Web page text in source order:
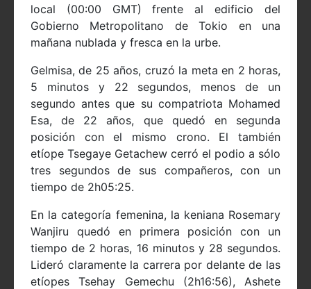
local (00:00 GMT) frente al edificio del
Gobierno Metropolitano de Tokio en una
mañana nublada y fresca en la urbe.
Gelmisa, de 25 años, cruzó la meta en 2 horas,
5 minutos y 22 segundos, menos de un
segundo antes que su compatriota Mohamed
Esa, de 22 años, que quedó en segunda
posición con el mismo crono. El también
etíope Tsegaye Getachew cerró el podio a sólo
tres segundos de sus compañeros, con un
tiempo de 2h05:25.
En la categoría femenina, la keniana Rosemary
Wanjiru quedó en primera posición con un
tiempo de 2 horas, 16 minutos y 28 segundos.
Lideró claramente la carrera por delante de las
etíopes Tsehay Gemechu (2h16:56), Ashete